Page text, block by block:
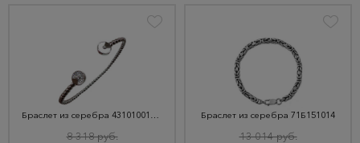
Браслет из серебра 43101001466
8 318 руб.
Браслет из серебра 71Б151014
13 014 руб.